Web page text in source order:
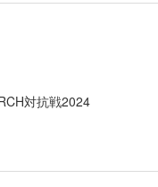
対抗戦2024